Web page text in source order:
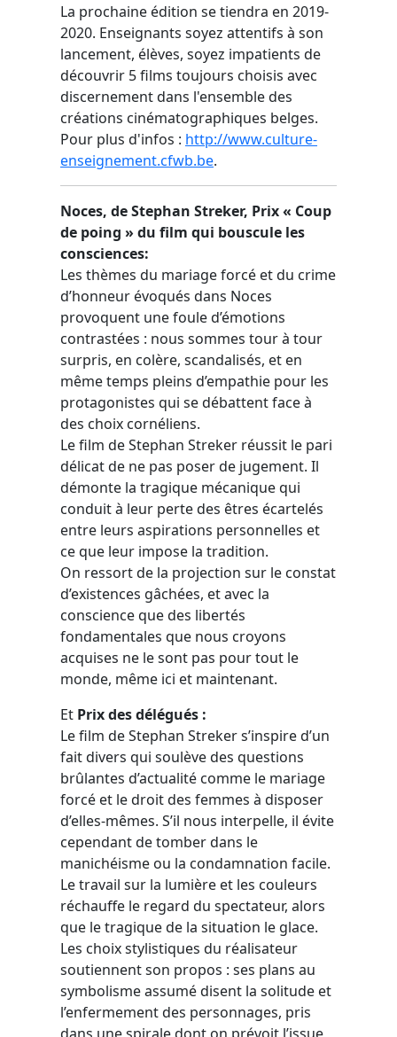
La prochaine édition se tiendra en 2019-
2020. Enseignants soyez attentifs à son
lancement, élèves, soyez impatients de
découvrir 5 films toujours choisis avec
discernement dans l'ensemble des
créations cinématographiques belges.
Pour plus d'infos : http://www.culture-
enseignement.cfwb.be.
Noces, de Stephan Streker, Prix « Coup
de poing » du film qui bouscule les
consciences:
Les thèmes du mariage forcé et du crime
d’honneur évoqués dans Noces
provoquent une foule d’émotions
contrastées : nous sommes tour à tour
surpris, en colère, scandalisés, et en
même temps pleins d’empathie pour les
protagonistes qui se débattent face à
des choix cornéliens.
Le film de Stephan Streker réussit le pari
délicat de ne pas poser de jugement. Il
démonte la tragique mécanique qui
conduit à leur perte des êtres écartelés
entre leurs aspirations personnelles et
ce que leur impose la tradition.
On ressort de la projection sur le constat
d’existences gâchées, et avec la
conscience que des libertés
fondamentales que nous croyons
acquises ne le sont pas pour tout le
monde, même ici et maintenant.
Et Prix des délégués :
Le film de Stephan Streker s’inspire d’un
fait divers qui soulève des questions
brûlantes d’actualité comme le mariage
forcé et le droit des femmes à disposer
d’elles-mêmes. S’il nous interpelle, il évite
cependant de tomber dans le
manichéisme ou la condamnation facile.
Le travail sur la lumière et les couleurs
réchauffe le regard du spectateur, alors
que le tragique de la situation le glace.
Les choix stylistiques du réalisateur
soutiennent son propos : ses plans au
symbolisme assumé disent la solitude et
l’enfermement des personnages, pris